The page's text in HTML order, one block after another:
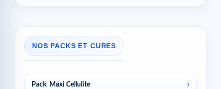
NOS PACKS ET CURES
Pack Maxi Cellulite